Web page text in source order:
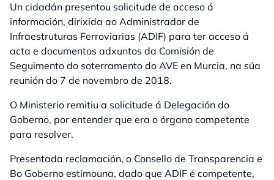
Un cidadán presentou solicitude de acceso á
información, dirixida ao Administrador de
Infraestruturas Ferroviarias (ADIF) para ter acceso á
acta e documentos adxuntos da Comisión de
Seguimento do soterramento do AVE en Murcia, na súa
reunión do 7 de novembro de 2018.
O Ministerio remitiu a solicitude á Delegación do
Goberno, por entender que era o órgano competente
para resolver.
Presentada reclamación, o Consello de Transparencia e
Bo Goberno estimouna, dado que ADIF é competente,